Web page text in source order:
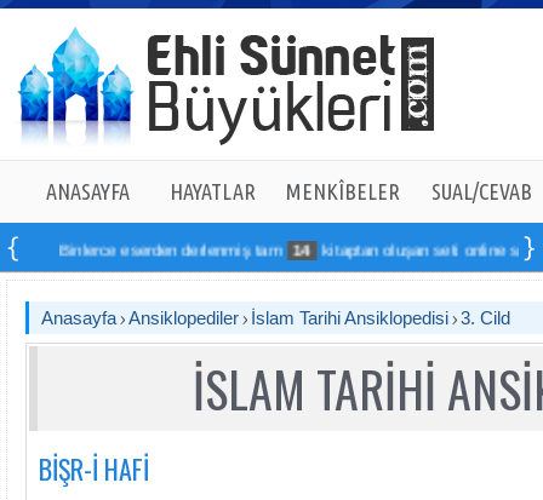
ANASAYFA HAYATLAR MENKÎBELER SUAL/CEVAB
eserden derlenmiş tam 14 kitaptan oluşan seti online sipariş
Anasayfa Ansiklopediler İslam Tarihi Ansiklopedisi 3. Cild
İSLAM TARİHİ
BİŞR-İ HAFİ